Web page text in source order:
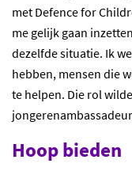
met Defence for
me gelijk gaan
dezelfde situatie. Ik
hebben, mensen die
te helpen. Die rol
Hoop bieden